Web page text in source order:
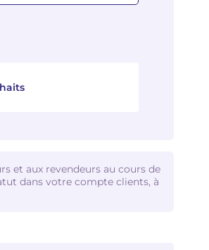
et aux revendeurs au cours de
dans votre compte clients, à